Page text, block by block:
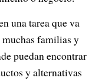
una tarea que va
familias y
puedan encontrar
y alternativas